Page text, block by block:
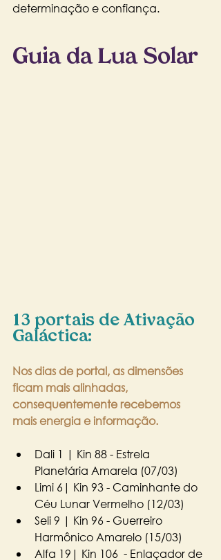
determinação e confiança.
Guia da Lua Solar
13 portais de Ativação
Galáctica:
Nos dias de portal, as dimensões
ficam mais alinhadas,
consequentemente recebemos
mais energia e informação.
Dali 1 | Kin 88 - Estrela
Planetária Amarela (07/03)
Limi 6| Kin 93 - Caminhante do
Céu Lunar Vermelho (12/03)
Seli 9 | Kin 96 - Guerreiro
Harmônico Amarelo (15/03)
Alfa 19| Kin 106  - Enlaçador de